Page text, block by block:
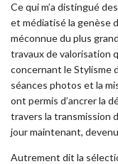
Ce qui m’a distingué
et médiatisé la genèse
méconnue du plus
travaux de valorisation
concernant le Stylisme
séances photos et la
ont permis d’ancrer la
travers la transmission
jour maintenant,
Autrement dit la